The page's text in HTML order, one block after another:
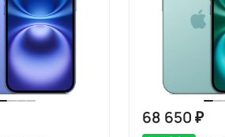
68 650 ₽